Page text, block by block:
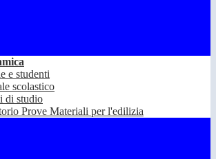
e studenti
scolastico
di studio
Prove Materiali per l'edilizia